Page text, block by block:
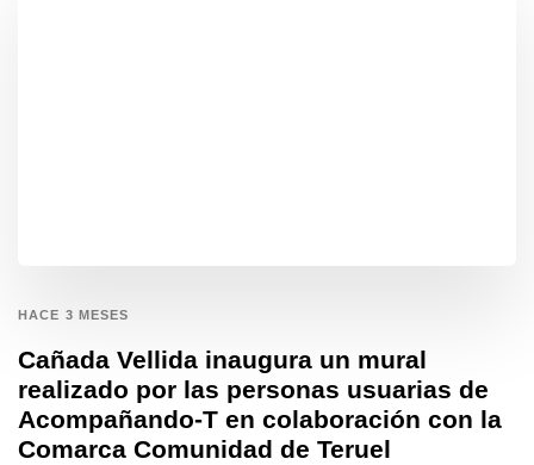
HACE 3 MESES
Cañada Vellida inaugura un mural
realizado por las personas usuarias de
Acompañando-T en colaboración con la
Comarca Comunidad de Teruel